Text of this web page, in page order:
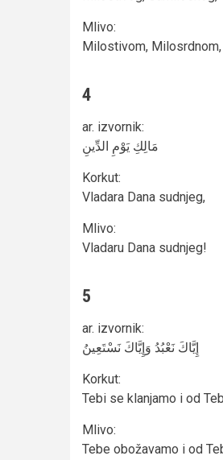
Mlivo:
Milostivom, Milosrdnom,
4
ar. izvornik:
مَالِكِ يَوْمِ الدِّينِ
Korkut:
Vladara Dana sudnjeg,
Mlivo:
Vladaru Dana sudnjeg!
5
ar. izvornik:
إِيَّاكَ نَعْبُدُ وَإِيَّاكَ نَسْتَعِينُ
Korkut:
Tebi se klanjamo i od
Mlivo:
Tebe obožavamo i od